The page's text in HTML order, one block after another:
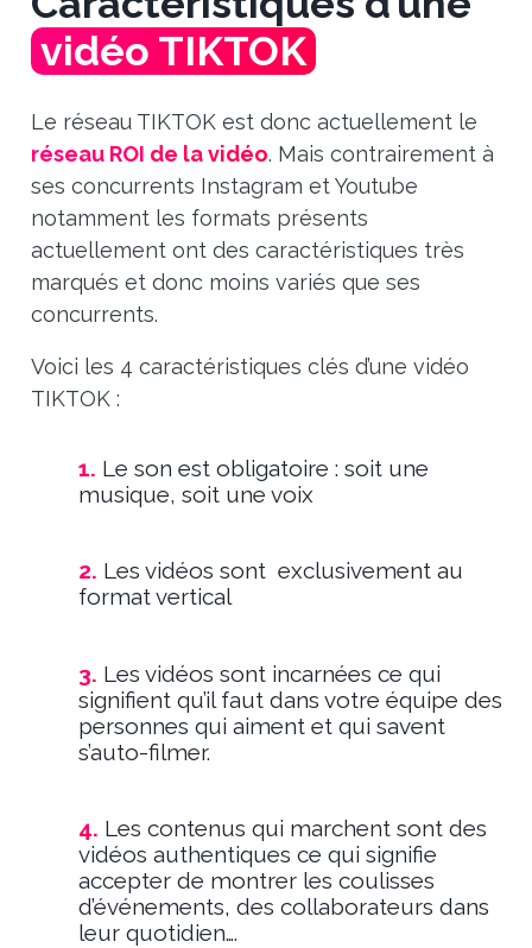
vidéo TIKTOK
Le réseau TIKTOK est donc actuellement le
réseau ROI de la vidéo. Mais contrairement à
ses concurrents Instagram et Youtube
notamment les formats présents
actuellement ont des caractéristiques très
marqués et donc moins variés que ses
concurrents.
Voici les 4 caractéristiques clés d’une vidéo
TIKTOK :
1. Le son est obligatoire : soit une
musique, soit une voix
2. Les vidéos sont exclusivement au
format vertical
3. Les vidéos sont incarnées ce qui
signifient qu’il faut dans votre équipe des
personnes qui aiment et qui savent
s’auto-filmer.
4. Les contenus qui marchent sont des
vidéos authentiques ce qui signifie
accepter de montrer les coulisses
d’événements, des collaborateurs dans
leur quotidien….